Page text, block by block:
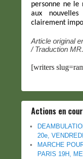
personne ne le
aux
clairement
Article original
/ Traduction MR.
[writers
Actions en
20e,
MARCHE
PARIS 19H,